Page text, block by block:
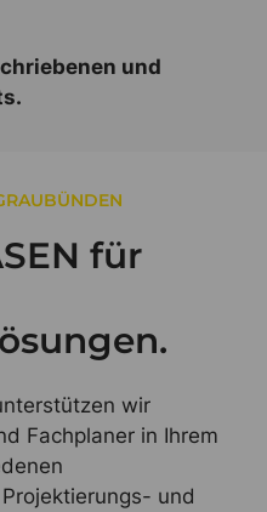
und
für
wir
Fachplaner in Ihrem
und